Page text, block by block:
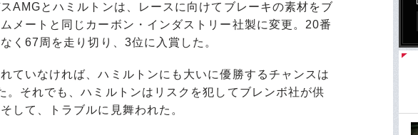
AMGとハミルトンは、レースに向けてブレーキの素材をブ
メートと同じカーボン・インダストリー社製に変更。20番
く67周を走り切り、3位に入賞した。
ていなければ、ハミルトンにも大いに優勝するチャンスは
。それでも、ハミルトンはリスクを犯してブレンボ社が供
して、トラブルに見舞われた。